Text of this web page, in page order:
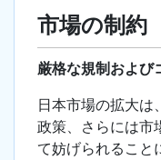
市場の制約
厳格な規制および
日本市場の拡大は
政策、さらには市
て妨げられること